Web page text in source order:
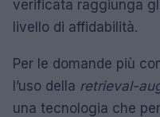
verificata raggiunga
livello di affidabilità.
Per le domande più
l’uso della retrieval-
una tecnologia che